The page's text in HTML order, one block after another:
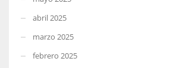
abril 2025
marzo 2025
febrero 2025